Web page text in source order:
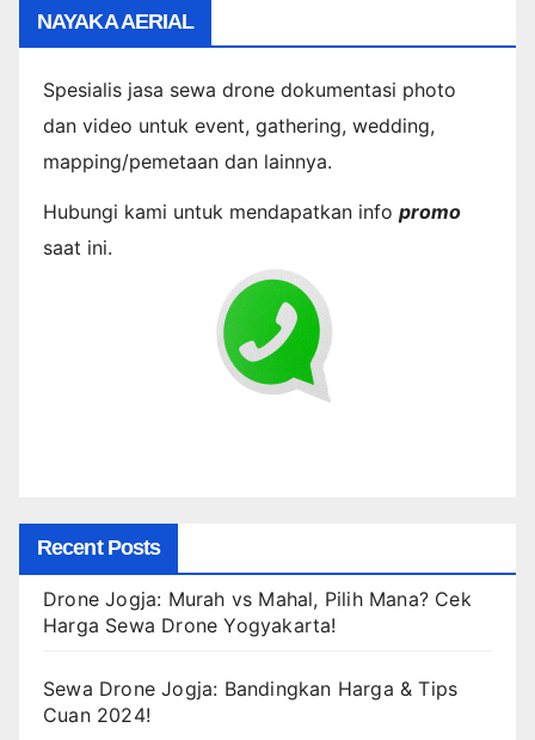
NAYAKA AERIAL
Spesialis jasa sewa drone dokumentasi photo
dan video untuk event, gathering, wedding,
mapping/pemetaan dan lainnya.
Hubungi kami untuk mendapatkan info promo
saat ini.
Recent Posts
Drone Jogja: Murah vs Mahal, Pilih Mana? Cek
Harga Sewa Drone Yogyakarta!
Sewa Drone Jogja: Bandingkan Harga & Tips
Cuan 2024!